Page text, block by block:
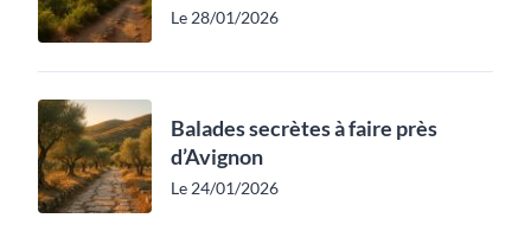
Le 28/01/2026
Balades secrètes à faire près
d’Avignon
Le 24/01/2026